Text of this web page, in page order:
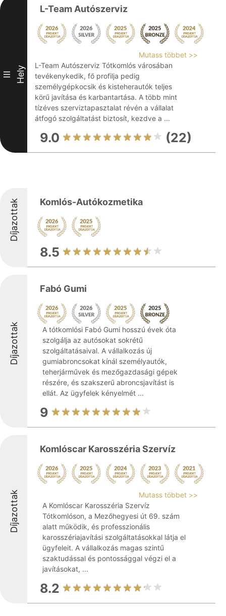
III Hely
L-Team Autószerviz
Mutass többet >>
L-Team Autószerviz Tótkomlós városában
tevékenykedik, fő profilja pedig
személygépkocsik és kisteherautók teljes
körű javítása és karbantartása. A több mint
tízéves szerviztapasztalat révén a vállalat
átfogó szolgáltatást biztosít, kezdve a ...
9.0 (22)
Díjazottak Komlós-Autókozmetika
8.5
Díjazottak
Fabó Gumi
A tótkomlósi Fabó Gumi hosszú évek óta
szolgálja az autósokat sokrétű
szolgáltatásaival. A vállalkozás új
gumiabroncsokat kínál személyautók,
teherjárművek és mezőgazdasági gépek
részére, és szakszerű abroncsjavítást is
ellát. Az ügyfelek kényelmét ...
9
Díjazottak
Komlóscar Karosszéria Szervíz
Mutass többet >>
A Komlóscar Karosszéria Szervíz
Tótkomlóson, a Mezőhegyesi út 69. szám
alatt működik, és professzionális
karosszériajavítási szolgáltatásokkal látja el
ügyfeleit. A vállalkozás magas szintű
szaktudással és pontossággal végzi el a
javításokat, ...
8.2